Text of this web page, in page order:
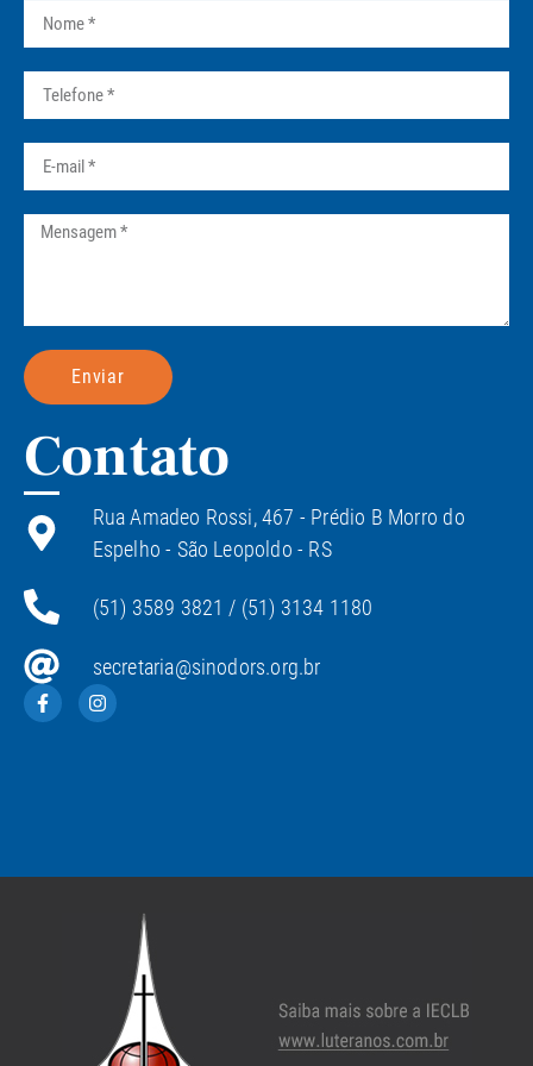
Enviar
Contato
Rua Amadeo Rossi, 467 - Prédio B Morro do
Espelho - São Leopoldo - RS
(51) 3589 3821 / (51) 3134 1180
secretaria@sinodors.org.br